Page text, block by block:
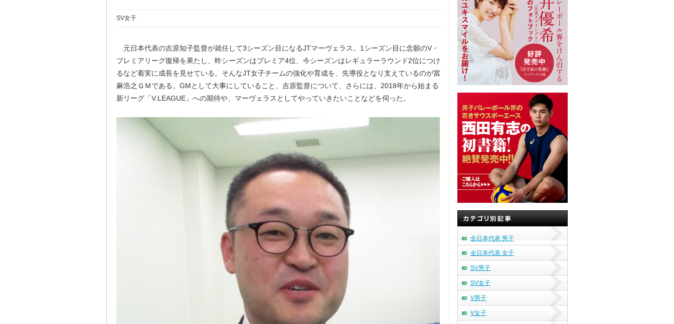
SV女子
元日本代表の吉原知子監督が就任して3シーズン目になるJTマーヴェラス。1シーズン目に念願のV・
プレミアリーグ復帰を果たし、昨シーズンはプレミア4位、今シーズンはレギュラーラウンド2位につけ
るなど着実に成長を見せている。そんなJT女子チームの強化や育成を、先導役となり支えているのが當
麻浩之ＧＭである。GMとして大事にしていること、吉原監督について、さらには、2018年から始まる
新リーグ「V.LEAGUE」への期待や、マーヴェラスとしてやっていきたいことなどを伺った。
全日本代表 男子
全日本代表 女子
SV男子
SV女子
V男子
V女子